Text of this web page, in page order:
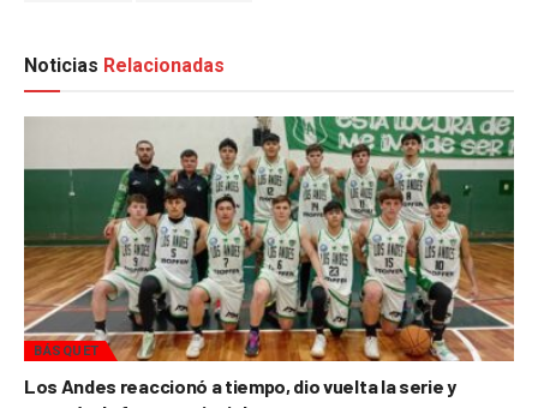
Noticias Relacionadas
BÁSQUET
Los Andes reaccionó a tiempo, dio vuelta la serie y